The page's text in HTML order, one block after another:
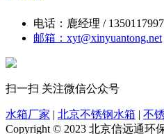
电话：鹿经理 /
邮箱：xyt@xinyuantong.net
扫一扫 关注微信公众号
水箱厂家 | 北京不锈钢水箱 | 不
Copyright © 2023 北京信远通环